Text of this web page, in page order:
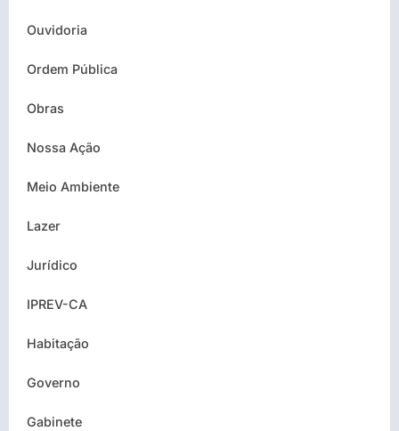
Ouvidoria
Ordem Pública
Obras
Nossa Ação
Meio Ambiente
Lazer
Jurídico
IPREV-CA
Habitação
Governo
Gabinete